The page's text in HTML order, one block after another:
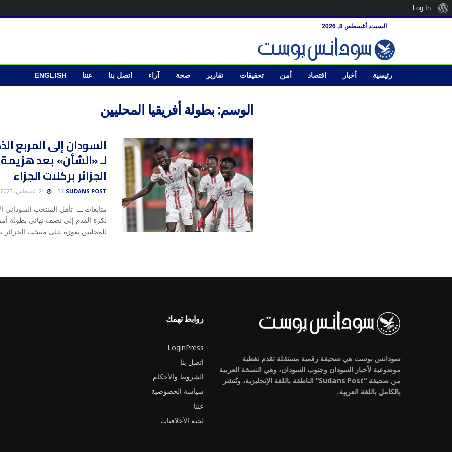
السبت, أغسطس 8, 2026
رئيسية أخبار اقتصاد أمن تحقيقات تقارير صحة آراء اتصل بنا عننا ENGLISH
الوسم: بطولة أفريقيا المحليين
السودان إلى المربع
لـ «الشأن» بعد هزيمة
الجزائر بركلات الجزاء
BY SUDANS POST 24 أغسطس، 2025
متابعات ـــ تأهل المنتخب السوداني
لكرة القدم إلى نصف نهائي بطولة
للمحليين بفوزه على منتخب الجزائر
سودانس بوست هي صحيفة رقمية مستقلة تقدم تغطية
موضوعية لأخبار السودان وجنوب السودان، وهي النسخة العربية
من صحيفة “Sudans Post” الناطقة باللغة الإنجليزية، وتُنشر
بالكامل باللغة العربية.
روابط تهمك
LoginPress
اتصل بنا
الشروط والأحكام
سياسة الخصوصية
عننا
لجنة الأخلاقيات
نبذةLog In